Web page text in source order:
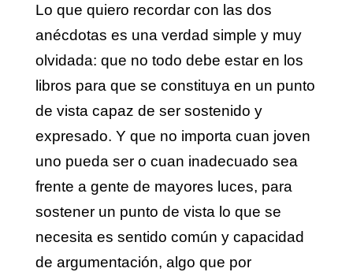
Lo que quiero recordar con las dos
anécdotas es una verdad simple y muy
olvidada: que no todo debe estar en los
libros para que se constituya en un punto
de vista capaz de ser sostenido y
expresado. Y que no importa cuan joven
uno pueda ser o cuan inadecuado sea
frente a gente de mayores luces, para
sostener un punto de vista lo que se
necesita es sentido común y capacidad
de argumentación, algo que por